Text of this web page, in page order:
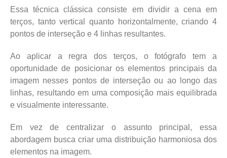
Essa técnica clássica consiste em dividir a cena em
terços, tanto vertical quanto horizontalmente, criando 4
pontos de interseção e 4 linhas resultantes.
Ao aplicar a regra dos terços, o fotógrafo tem a
oportunidade de posicionar os elementos principais da
imagem nesses pontos de interseção ou ao longo das
linhas, resultando em uma composição mais equilibrada
e visualmente interessante.
Em vez de centralizar o assunto principal, essa
abordagem busca criar uma distribuição harmoniosa dos
elementos na imagem.